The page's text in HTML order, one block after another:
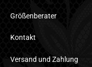
Größenberater
Kontakt
Versand und Zahlung